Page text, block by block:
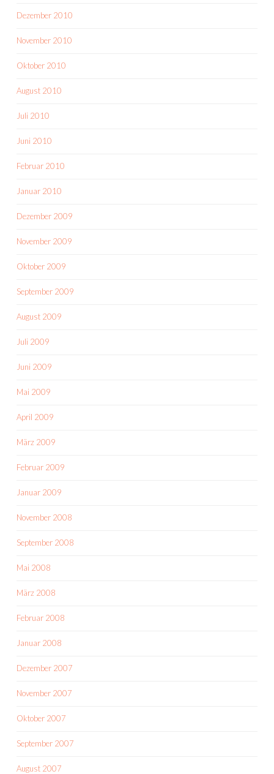
Dezember 2010
November 2010
Oktober 2010
August 2010
Juli 2010
Juni 2010
Februar 2010
Januar 2010
Dezember 2009
November 2009
Oktober 2009
September 2009
August 2009
Juli 2009
Juni 2009
Mai 2009
April 2009
März 2009
Februar 2009
Januar 2009
November 2008
September 2008
Mai 2008
März 2008
Februar 2008
Januar 2008
Dezember 2007
November 2007
Oktober 2007
September 2007
August 2007